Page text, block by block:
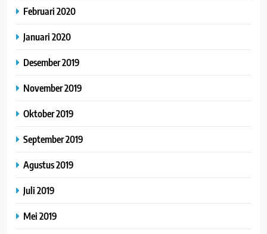
Februari 2020
Januari 2020
Desember 2019
November 2019
Oktober 2019
September 2019
Agustus 2019
Juli 2019
Mei 2019